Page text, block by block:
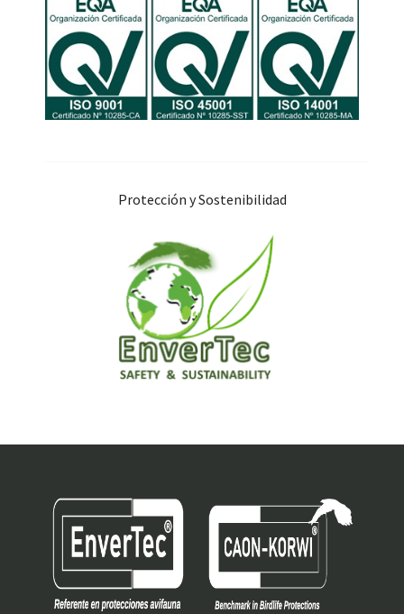
Protección y Sostenibilidad